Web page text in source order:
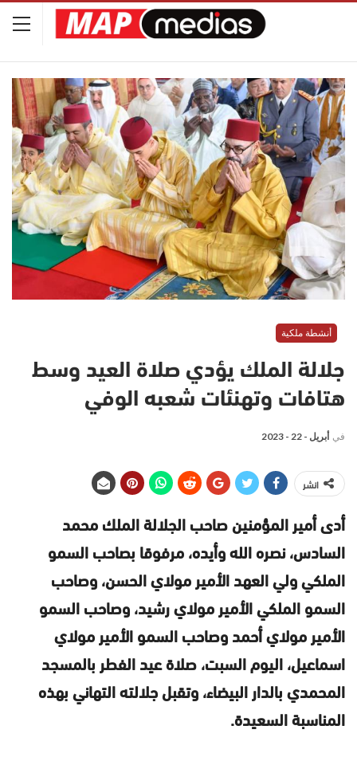
أنشطة ملكية
جلالة الملك يؤدي صلاة العيد وسط
هتافات وتهنئات شعبه الوفي
في أبريل - 22 - 2023
انشر
أدى أمير المؤمنين صاحب الجلالة الملك محمد
السادس، نصره الله وأيده، مرفوقا بصاحب السمو
الملكي ولي العهد الأمير مولاي الحسن، وصاحب
السمو الملكي الأمير مولاي رشيد، وصاحب السمو
الأمير مولاي أحمد وصاحب السمو الأمير مولاي
اسماعيل، اليوم السبت، صلاة عيد الفطر بالمسجد
المحمدي بالدار البيضاء، وتقبل جلالته التهاني بهذه
المناسبة السعيدة.